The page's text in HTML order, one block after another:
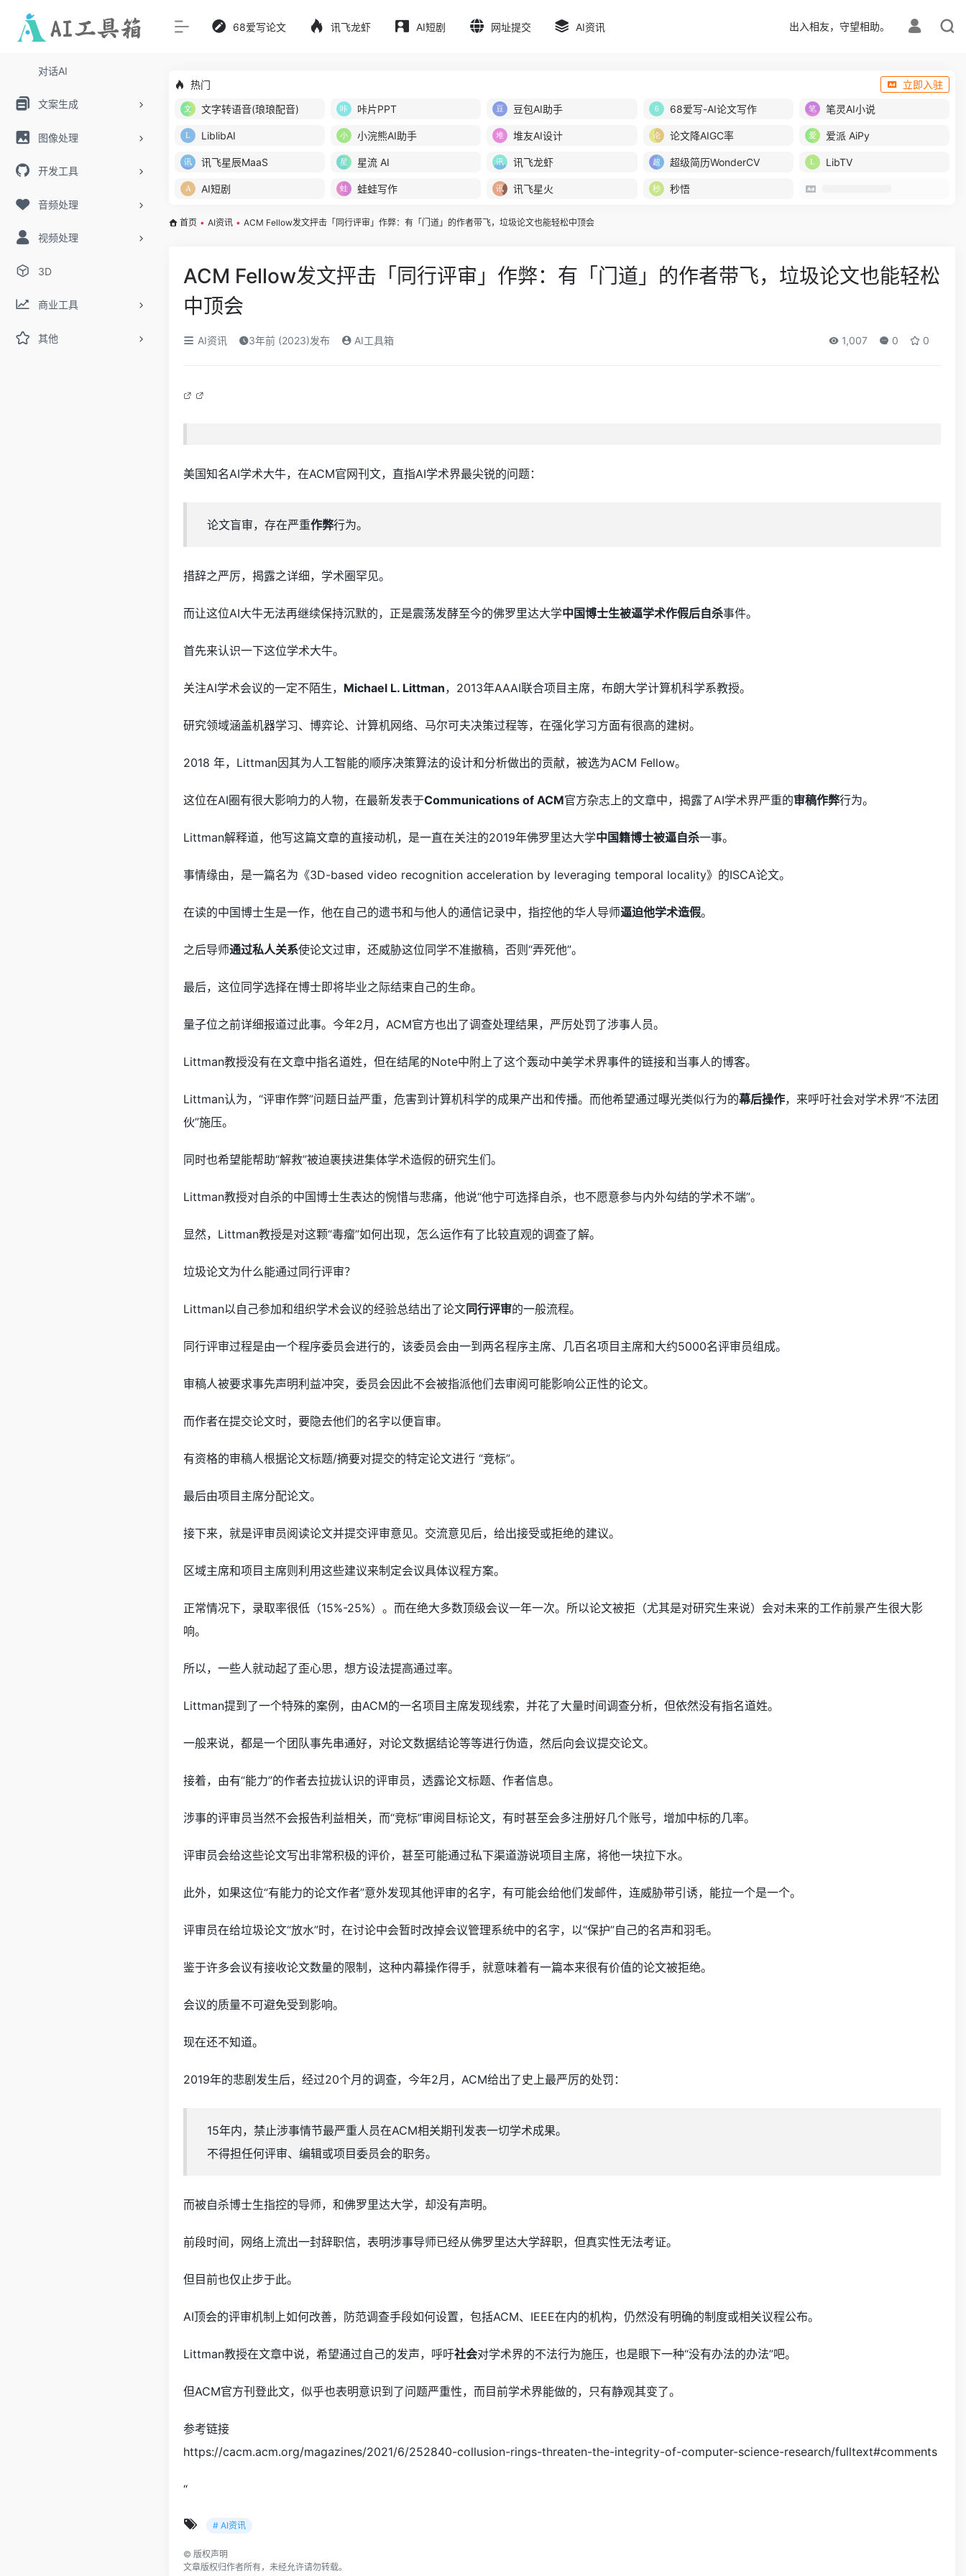
对话AI
文案生成
图像处理
开发工具
音频处理
视频处理
3D
商业工具
其他
68爱写论文 讯飞龙虾 AI短剧 网址提交 AI资讯 出入相友，守望相助。
热门
立即入驻
文字转语音(琅琅配音)
咔片PPT 豆包AI助手 68爱写-AI论文写作 笔灵AI小说
LiblibAI 小浣熊AI助手 堆友AI设计 论文降AIGC率 爱派 AiPy
讯飞星辰MaaS 星流 AI 讯飞龙虾 超级简历WonderCV LibTV
AI短剧 蛙蛙写作 讯飞星火 秒悟
首页 • AI资讯 • ACM Fellow发文抨击「同行评审」作弊：有「门道」的作者带飞，垃圾论文也能轻松中顶会
ACM Fellow发文抨击「同行评审」作弊：有「门道」的作者带飞，垃圾论文也能轻松
中顶会
AI资讯 3年前 (2023)发布 AI工具箱 1,007 0 0
美国知名AI学术大牛，在ACM官网刊文，直指AI学术界最尖锐的问题：
论文盲审，存在严重作弊行为。
措辞之严厉，揭露之详细，学术圈罕见。
而让这位AI大牛无法再继续保持沉默的，正是震荡发酵至今的佛罗里达大学中国博士生被逼学术作假后自杀事件。
首先来认识一下这位学术大牛。
关注AI学术会议的一定不陌生， Michael L. Littman，2013年AAAI联合项目主席，布朗大学计算机科学系教授。
研究领域涵盖机器学习、博弈论、计算机网络、马尔可夫决策过程等，在强化学习方面有很高的建树。
2018 年，Littman因其为人工智能的顺序决策算法的设计和分析做出的贡献，被选为ACM Fellow。
这位在AI圈有很大影响力的人物，在最新发表于Communications of ACM官方杂志上的文章中，揭露了AI学术界严重的审稿作弊行为。
Littman解释道，他写这篇文章的直接动机，是一直在关注的2019年佛罗里达大学中国籍博士被逼自杀一事。
事情缘由，是一篇名为《3D-based video recognition acceleration by leveraging temporal locality》的ISCA论文。
在读的中国博士生是一作，他在自己的遗书和与他人的通信记录中，指控他的华人导师逼迫他学术造假。
之后导师通过私人关系使论文过审，还威胁这位同学不准撤稿，否则“弄死他”。
最后，这位同学选择在博士即将毕业之际结束自己的生命。
量子位之前详细报道过此事。今年2月，ACM官方也出了调查处理结果，严厉处罚了涉事人员。
Littman教授没有在文章中指名道姓，但在结尾的Note中附上了这个轰动中美学术界事件的链接和当事人的博客。
Littman认为，“评审作弊”问题日益严重，危害到计算机科学的成果产出和传播。而他希望通过曝光类似行为的幕后操作，来呼吁社会对学术界“不法团
伙”施压。
同时也希望能帮助“解救”被迫裹挟进集体学术造假的研究生们。
Littman教授对自杀的中国博士生表达的惋惜与悲痛，他说“他宁可选择自杀，也不愿意参与内外勾结的学术不端”。
显然，Littman教授是对这颗“毒瘤”如何出现，怎么运作有了比较直观的调查了解。
垃圾论文为什么能通过同行评审？
Littman以自己参加和组织学术会议的经验总结出了论文同行评审的一般流程。
同行评审过程是由一个程序委员会进行的，该委员会由一到两名程序主席、几百名项目主席和大约5000名评审员组成。
审稿人被要求事先声明利益冲突，委员会因此不会被指派他们去审阅可能影响公正性的论文。
而作者在提交论文时，要隐去他们的名字以便盲审。
有资格的审稿人根据论文标题/摘要对提交的特定论文进行 “竞标”。
最后由项目主席分配论文。
接下来，就是评审员阅读论文并提交评审意见。交流意见后，给出接受或拒绝的建议。
区域主席和项目主席则利用这些建议来制定会议具体议程方案。
正常情况下，录取率很低（15%-25%）。而在绝大多数顶级会议一年一次。所以论文被拒（尤其是对研究生来说）会对未来的工作前景产生很大影
响。
所以，一些人就动起了歪心思，想方设法提高通过率。
Littman提到了一个特殊的案例，由ACM的一名项目主席发现线索，并花了大量时间调查分析，但依然没有指名道姓。
一般来说，都是一个团队事先串通好，对论文数据结论等等进行伪造，然后向会议提交论文。
接着，由有“能力”的作者去拉拢认识的评审员，透露论文标题、作者信息。
涉事的评审员当然不会报告利益相关，而“竞标”审阅目标论文，有时甚至会多注册好几个账号，增加中标的几率。
评审员会给这些论文写出非常积极的评价，甚至可能通过私下渠道游说项目主席，将他一块拉下水。
此外，如果这位“有能力的论文作者”意外发现其他评审的名字，有可能会给他们发邮件，连威胁带引诱，能拉一个是一个。
评审员在给垃圾论文“放水”时，在讨论中会暂时改掉会议管理系统中的名字，以“保护”自己的名声和羽毛。
鉴于许多会议有接收论文数量的限制，这种内幕操作得手，就意味着有一篇本来很有价值的论文被拒绝。
会议的质量不可避免受到影响。
现在还不知道。
2019年的悲剧发生后，经过20个月的调查，今年2月，ACM给出了史上最严厉的处罚：
15年内，禁止涉事情节最严重人员在ACM相关期刊发表一切学术成果。
不得担任何评审、编辑或项目委员会的职务。
而被自杀博士生指控的导师，和佛罗里达大学，却没有声明。
前段时间，网络上流出一封辞职信，表明涉事导师已经从佛罗里达大学辞职，但真实性无法考证。
但目前也仅止步于此。
AI顶会的评审机制上如何改善，防范调查手段如何设置，包括ACM、IEEE在内的机构，仍然没有明确的制度或相关议程公布。
Littman教授在文章中说，希望通过自己的发声，呼吁社会对学术界的不法行为施压，也是眼下一种“没有办法的办法”吧。
但ACM官方刊登此文，似乎也表明意识到了问题严重性，而目前学术界能做的，只有静观其变了。
参考链接
https://cacm.acm.org/magazines/2021/6/252840-collusion-rings-threaten-the-integrity-of-computer-science-research/fulltext#comments
“
# AI资讯
© 版权声明
文章版权归作者所有，未经允许请勿转载。